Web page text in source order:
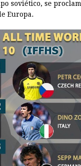
soviético, se
Europa.